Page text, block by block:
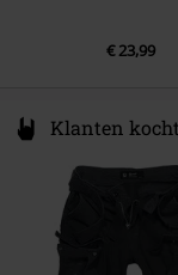
€ 23,99
Klanten